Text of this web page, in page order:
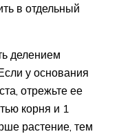
в отдельный
делением
у основания
отрежьте ее
корня и 1
растение, тем